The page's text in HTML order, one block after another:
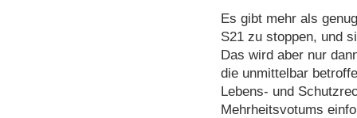
Es gibt mehr als
S21 zu stoppen, und
Das wird aber nur
die unmittelbar
Lebens- und
Mehrheitsvotums